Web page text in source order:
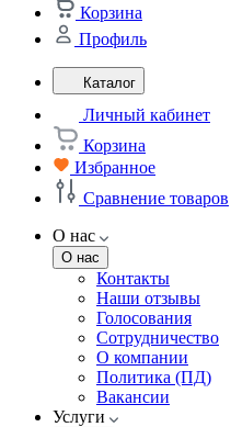
Корзина
Профиль
Каталог
Личный кабинет
Корзина
Избранное
Сравнение товаров
О нас
О нас
Контакты
Наши отзывы
Голосования
Сотрудничество
О компании
Политика (ПД)
Вакансии
Услуги